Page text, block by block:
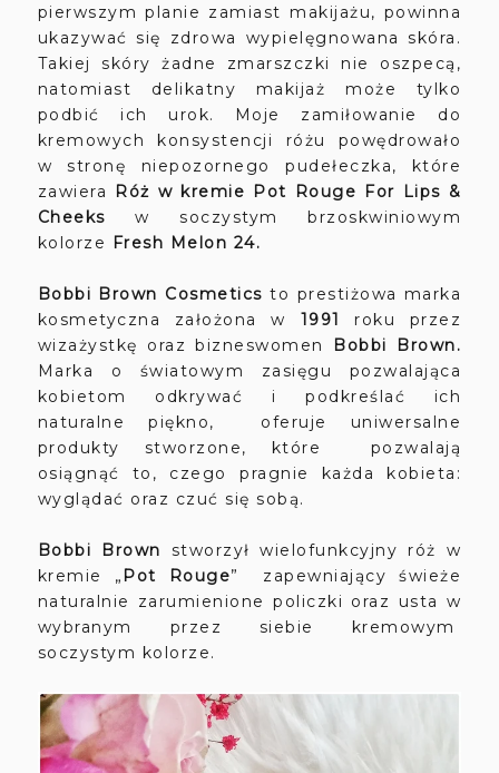
pierwszym planie zamiast makijażu, powinna
ukazywać się zdrowa wypielęgnowana skóra.
Takiej skóry żadne zmarszczki nie oszpecą,
natomiast delikatny makijaż może tylko
podbić ich urok. Moje zamiłowanie do
kremowych konsystencji różu powędrowało
w stronę niepozornego pudełeczka, które
zawiera
Róż w kremie Pot Rouge For Lips &
Cheeksw soczystym brzoskwiniowym
kolorze Fresh Melon 24.
Bobbi Brown Cosmetics to prestiżowa marka
kosmetyczna założona w 1991
roku przez
wizażystkę oraz bizneswomen Bobbi Brown.
Marka o
światowym zasięgu pozwalająca
kobietom odkrywać i podkreślać ich
naturalne piękno, oferuje uniwersalne
produkty stworzone, które pozwalają
osiągnąć to, czego pragnie każda kobieta:
wyglądać oraz czuć się sobą.
Bobbi Brown stworzył wielofunkcyjny róż w
kremie „ Pot Rouge” zapewniający świeże
naturalnie zarumienione policzki oraz usta w
wybranym przez siebie kremowym
soczystym kolorze.